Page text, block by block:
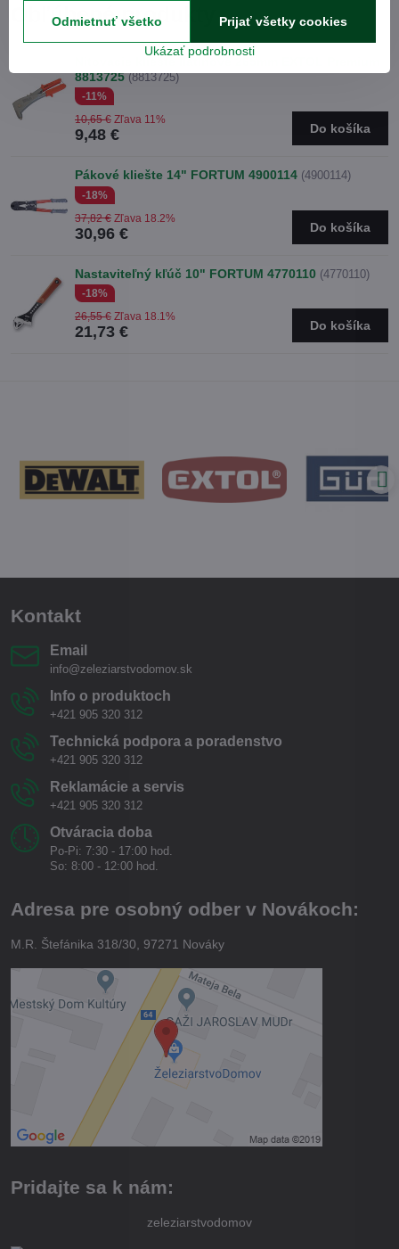
Obľúbené produkty
Nitovacie kliešte liatinové 265mm EXTOL Premium
8813725 (8813725)
-11%
9,48 €
10,65 € Zľava 11%
Do košíka
Pákové kliešte 14" FORTUM 4900114 (4900114)
-18%
30,96 €
37,82 € Zľava 18.2%
Do košíka
Nastaviteľný kľúč 10" FORTUM 4770110 (4770110)
-18%
21,73 €
26,55 € Zľava 18.1%
Do košíka
Kontakt
Email
info@zeleziarstvodomov.sk
Info o produktoch
+421 905 320 312
Technická podpora a poradenstvo
+421 905 320 312
Reklamácie a servis
+421 905 320 312
Otváracia doba
Po-Pi: 7:30 - 17:00 hod.
So: 8:00 - 12:00 hod.
Adresa pre osobný odber v Novákoch:
M.R. Štefánika 318/30, 97271 Nováky
Pridajte sa k nám:
zeleziarstvodomov
Ukázať podrobnosti
Prijať všetky cookies
Odmietnuť všetko